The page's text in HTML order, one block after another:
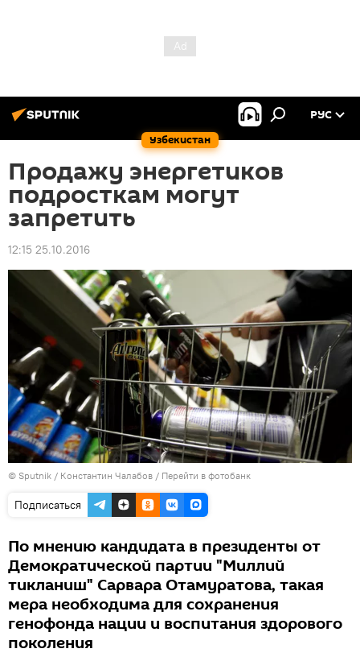
Узбекистан
РУС
Продажу энергетиков
подросткам могут
запретить
12:15 25.10.2016
© Sputnik / Константин Чалабов / Перейти в фотобанк
Подписаться
По мнению кандидата в президенты от
Демократической партии "Миллий
тикланиш" Сарвара Отамуратова, такая
мера необходима для сохранения
генофонда нации и воспитания здорового
поколения